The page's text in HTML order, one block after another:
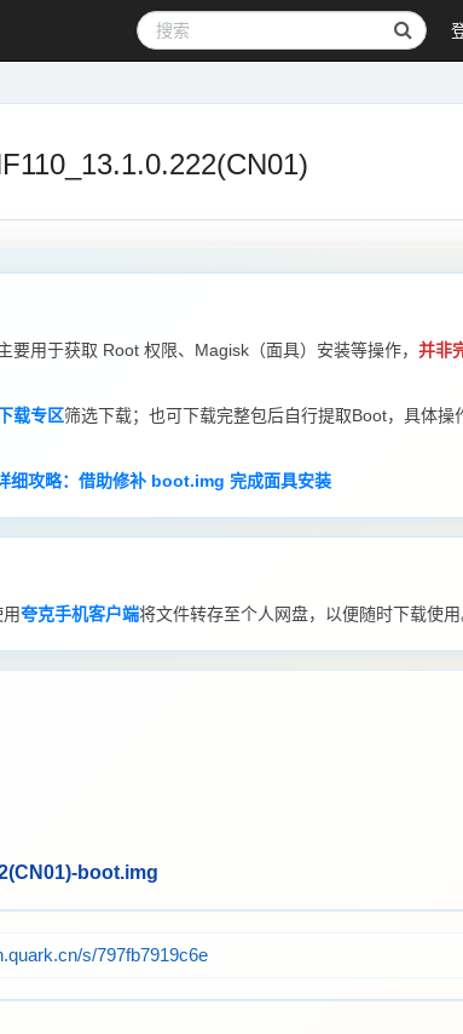
用于获取 Root 权限、Magisk（面具）安装等操作， 并非
载专区筛选下载；也可下载完整包后自行提取Boot，具体操
细攻略：借助修补 boot.img 完成面具安装
夸克手机客户端将文件转存至个人网盘，以便随时下载使用
boot.img
s/797fb7919c6e